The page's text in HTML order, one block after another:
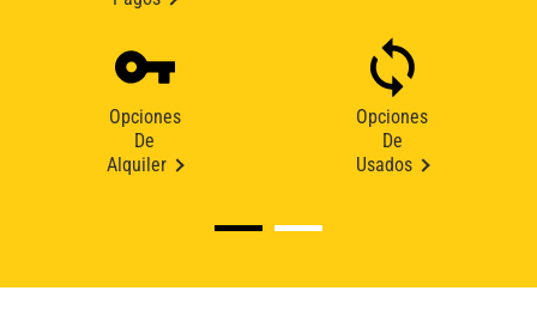
Opciones
De
Alquiler
Opciones
De
Usados